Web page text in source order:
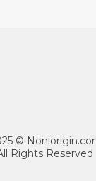
©
Rights Reserved